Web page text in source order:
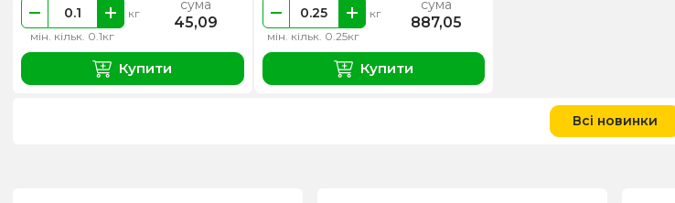
мін. кільк. 0.1кг
кг сума
45,09
Купити
мін. кільк. 0.25кг
кг сума
887,05
Купити
Всі новинки